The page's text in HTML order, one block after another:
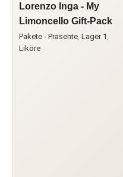
Lorenzo Inga - My
Limoncello Gift-Pack
Pakete - Präsente Lager 1
Liköre